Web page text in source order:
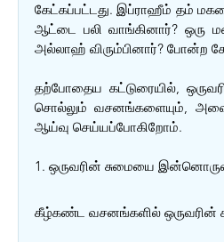
கேட்கப்பட்டது. இப்ராஹீம் தம்
ஆட்டை பலி வாங்கினார்? ஒரு
அல்லாஹ் விரும்பினார்? போன்ற
தற்போதைய கட்டுரையில்,
சொல்லும் வசனங்களையும்,
ஆய்வு செய்யப்போகிறோம்.
1. ஒருவரின் சுமையை
கீழ்கண்ட வசனங்களில் ஒருவரின்